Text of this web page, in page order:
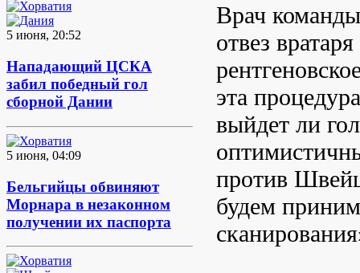
5 июня, 20:52
Нападающий ЦСКА
забил победный гол
сборной Дании
5 июня, 04:09
Бельгийцы обвиняют
Морнара в незаконном
получении их паспорта
Врач
отвез
эта
выйдет ли
против
будем